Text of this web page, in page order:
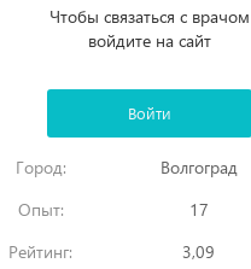
Чтобы связаться с врачом
войдите на сайт
Войти
Город:
Волгоград
Опыт:
17
Рейтинг:
3,09